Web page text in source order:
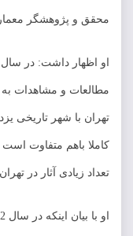
محقق و پژوهشگر
مطالعات و مشاهدات به
تهران با شهر تاریخی
تعداد زیادی آثار در